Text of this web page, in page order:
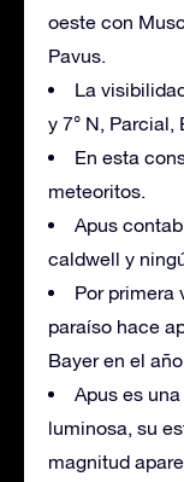
oeste con
Pavus.
La
y 7° N, Parcial,
En esta
meteoritos.
Apus
caldwell y
Por primera
paraíso hace
Bayer en el
Apus es
luminosa, su
magnitud